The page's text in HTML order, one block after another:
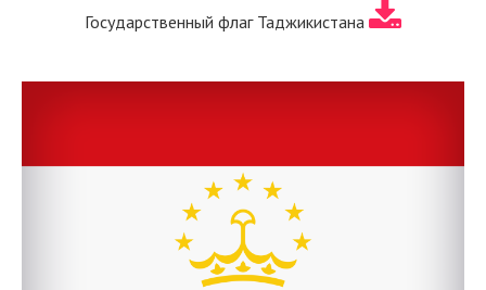
Государственный флаг Таджикистана